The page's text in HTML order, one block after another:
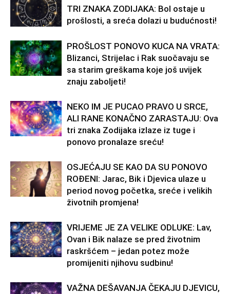
TRI ZNAKA ZODIJAKA: Bol ostaje u
prošlosti, a sreća dolazi u budućnosti!
PROŠLOST PONOVO KUCA NA VRATA:
Blizanci, Strijelac i Rak suočavaju se
sa starim greškama koje još uvijek
znaju zaboljeti!
NEKO IM JE PUCAO PRAVO U SRCE,
ALI RANE KONAČNO ZARASTAJU: Ova
tri znaka Zodijaka izlaze iz tuge i
ponovo pronalaze sreću!
OSJEĆAJU SE KAO DA SU PONOVO
ROĐENI: Jarac, Bik i Djevica ulaze u
period novog početka, sreće i velikih
životnih promjena!
VRIJEME JE ZA VELIKE ODLUKE: Lav,
Ovan i Bik nalaze se pred životnim
raskršćem – jedan potez može
promijeniti njihovu sudbinu!
VAŽNA DEŠAVANJA ČEKAJU DJEVICU,